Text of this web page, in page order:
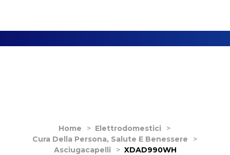
Home > Elettrodomestici
>
Cura Della Persona, Salute E Benessere
>
Asciugacapelli
> XDAD990WH